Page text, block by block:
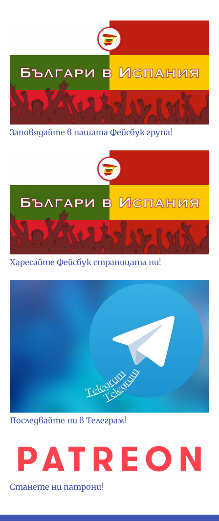
Заповядайте в нашата Фейсбук група!
Харесайте Фейсбук страницата ни!
Последвайте ни в Телеграм!
Станете ни патрони!